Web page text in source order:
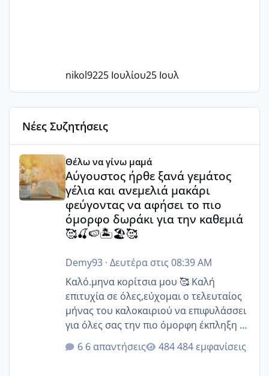
nikol9225 Ιουλίου25 Ιουλ
Νέες Συζητήσεις
Αύγουστος ήρθε ξανά γεμάτος γέλια και ανεμελιά
Θέλω να γίνω μαμά
Αύγουστος ήρθε ξανά γεμάτος
γέλια και ανεμελιά μακάρι
φεύγοντας να αφήσει το πιο
όμορφο δωράκι για την καθεμιά
🥰🍒🍉🏝️🏖️🥰
Demy93· Δευτέρα στις 08:39 AM
Καλό.μηνα κορίτσια μου 🥰 Καλή
επιτυχία σε όλες,εύχομαι ο τελευταίος
μήνας του καλοκαιριού να επιφυλάσσει
για όλες σας την πιο όμορφη έκπληξη 🧿
@Elk @Melikara86 @Παρασκευαιδου
@Zenia z @melitiniღ @Christi.D.
6 απαντήσεις 484 εμφανίσεις